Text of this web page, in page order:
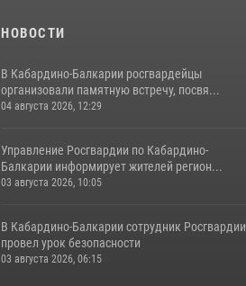
НОВОСТИ
В Кабардино-Балкарии росгвардейцы
организовали памятную встречу, посвя...
04 августа 2026, 12:29
Управление Росгвардии по Кабардино-
Балкарии информирует жителей регион...
03 августа 2026, 10:05
В Кабардино‑Балкарии сотрудник Росгвардии
провел урок безопасности
03 августа 2026, 06:15